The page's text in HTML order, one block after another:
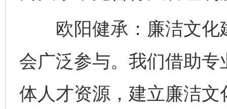
欧阳健承：廉洁文化
会广泛参与。我们借助
体人才资源，建立廉洁